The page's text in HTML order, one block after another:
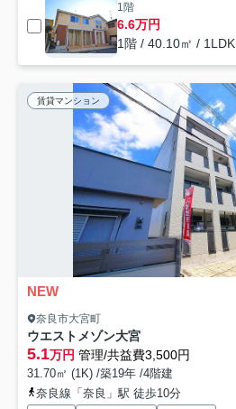
1階
6.6万円
1階 / 40.10㎡ / 1LDK
賃貸マンション
NEW
奈良市大宮町
ウエストメゾン大宮
5.1万円 管理/共益費3,500円
31.70㎡ (1K) /築19年 /4階建
奈良線「奈良」駅 徒歩10分